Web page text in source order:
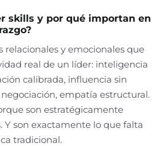
skills y por qué importan en
relacionales y emocionales que
real de un líder: inteligencia
calibrada, influencia sin
empatía estructural.
son estratégicamente
son exactamente lo que falta
tradicional.